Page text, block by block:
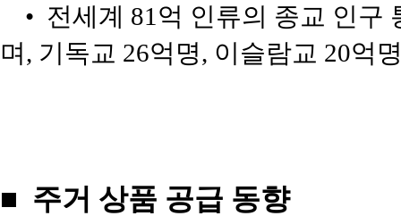
• 전세계 81억 인류의 종교 인구
며, 기독교 26억명, 이슬람교 20억
■ 주거 상품 공급 동향